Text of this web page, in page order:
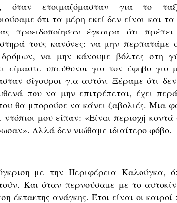
όταν ετοιμαζόμασταν για το
ότι τα μέρη εκεί δεν είναι και τα
προειδοποίησαν έγκαιρα ότι
τους κανόνες: να μην περπατάμε
να μην κάνουμε βόλτες στη
είμαστε υπεύθυνοι για τον έφηβο γιο
σίγουροι για αυτόν. Ξέραμε ότι
που να μην επιτρέπεται, έχει
θα μπορούσε να κάνει ζαβολιές. Μια
μου είπαν: «Είναι περιοχή κοντά
Αλλά δεν νιώθαμε ιδιαίτερο φόβο.
με την Περιφέρεια Καλούγκα,
Και όταν περνούσαμε με το
έκτακτης ανάγκης. Έτσι είναι οι καιροί